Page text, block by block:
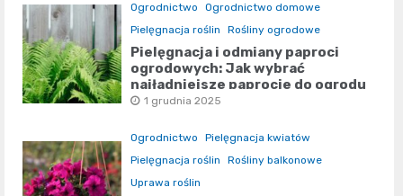
Ogrodnictwo
Ogrodnictwo domowe
Pielęgnacja roślin
Rośliny ogrodowe
Pielęgnacja i odmiany paproci
ogrodowych: Jak wybrać
najładniejsze paprocie do ogrodu
1 grudnia 2025
Ogrodnictwo
Pielęgnacja kwiatów
Pielęgnacja roślin
Rośliny balkonowe
Uprawa roślin